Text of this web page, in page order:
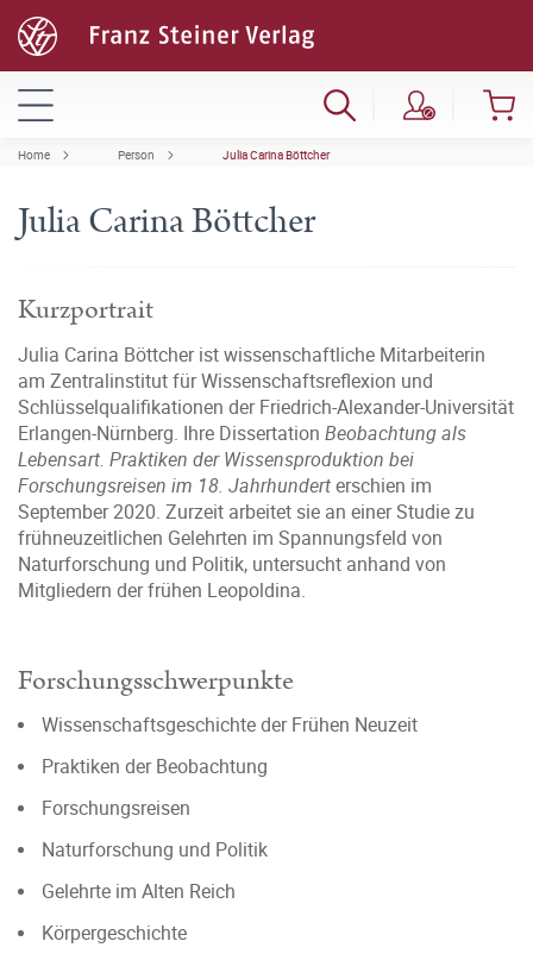
Home Person Julia Carina Böttcher
Julia Carina Böttcher
Kurzportrait
Julia Carina Böttcher ist wissenschaftliche Mitarbeiterin
am Zentralinstitut für Wissenschaftsreflexion und
Schlüsselqualifikationen der Friedrich-Alexander-Universität
Erlangen-Nürnberg. Ihre Dissertation Beobachtung als
Lebensart. Praktiken der Wissensproduktion bei
Forschungsreisen im 18. Jahrhunderterschien im
September 2020. Zurzeit arbeitet sie an einer Studie zu
frühneuzeitlichen Gelehrten im Spannungsfeld von
Naturforschung und Politik, untersucht anhand von
Mitgliedern der frühen Leopoldina.
Forschungsschwerpunkte
Wissenschaftsgeschichte der Frühen Neuzeit
Praktiken der Beobachtung
Forschungsreisen
Naturforschung und Politik
Gelehrte im Alten Reich
Körpergeschichte